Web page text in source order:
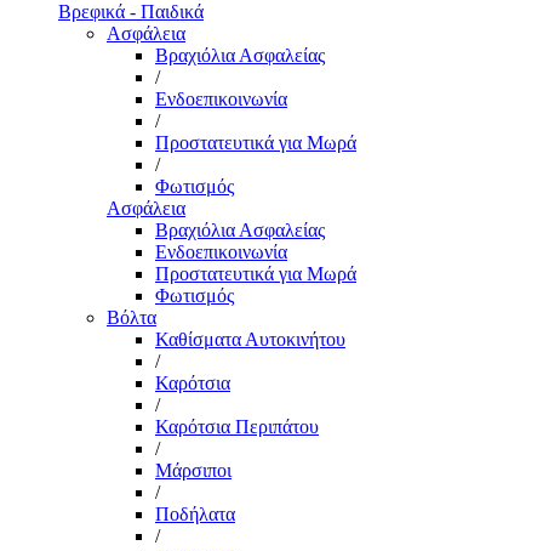
Βρεφικά - Παιδικά
Ασφάλεια
Βραχιόλια Ασφαλείας
/
Ενδοεπικοινωνία
/
Προστατευτικά για Μωρά
/
Φωτισμός
Ασφάλεια
Βραχιόλια Ασφαλείας
Ενδοεπικοινωνία
Προστατευτικά για Μωρά
Φωτισμός
Βόλτα
Καθίσματα Αυτοκινήτου
/
Καρότσια
/
Καρότσια Περιπάτου
/
Μάρσιποι
/
Ποδήλατα
/